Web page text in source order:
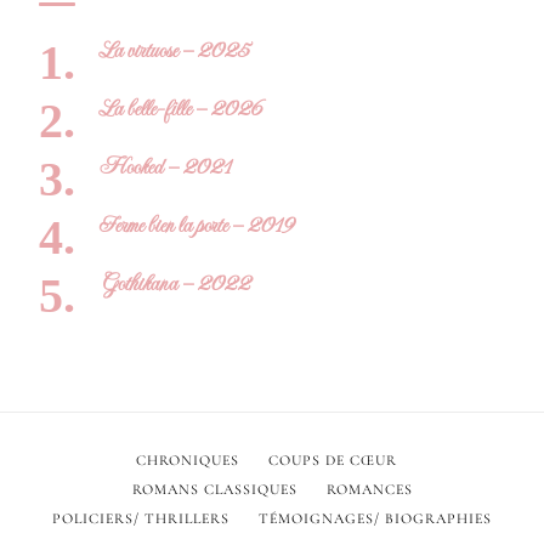
La virtuose – 2025
La belle-fille – 2026
Hooked – 2021
Ferme bien la porte – 2019
Gothikana – 2022
CHRONIQUES
COUPS DE CŒUR
ROMANS CLASSIQUES
ROMANCES
POLICIERS/ THRILLERS
TÉMOIGNAGES/ BIOGRAPHIES